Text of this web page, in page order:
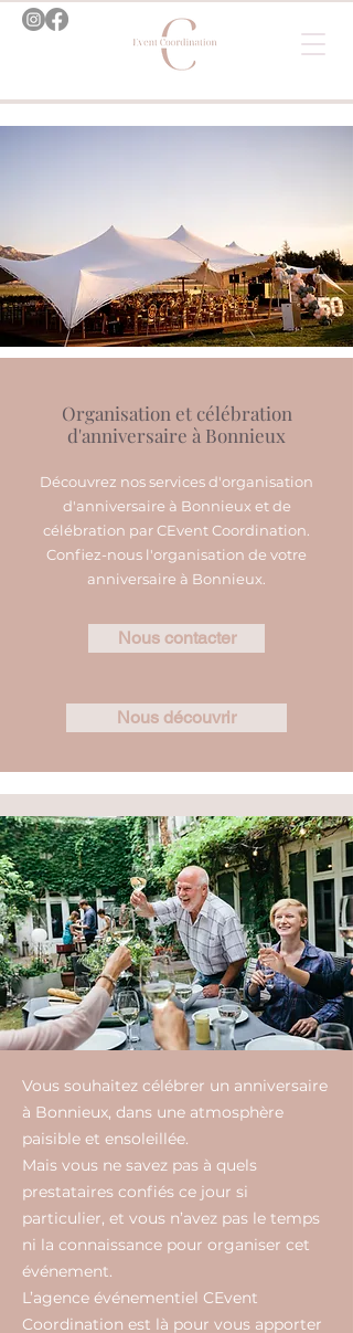
Organisation et célébration
d'anniversaire à Bonnieux
Découvrez nos services d'organisation
d'anniversaire à Bonnieux et de
célébration par CEvent Coordination.
Confiez-nous l'organisation de votre
anniversaire à Bonnieux.
Nous contacter
Nous découvrir
Vous souhaitez célébrer un anniversaire
à Bonnieux, dans une atmosphère
paisible et ensoleillée.
Mais vous ne savez pas à quels
prestataires confiés ce jour si
particulier, et vous n’avez pas le temps
ni la connaissance pour organiser cet
événement.
L’agence événementiel CEvent
Coordination est là pour vous apporter